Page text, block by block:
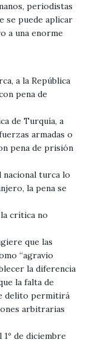
periodistas
se puede aplicar
a una enorme
a la República
pena de
de Turquía, a
armadas o
pena de prisión
nacional turca lo
la pena se
crítica no
que las
“agravio
la diferencia
la falta de
delito permitirá
arbitrarias
de diciembre